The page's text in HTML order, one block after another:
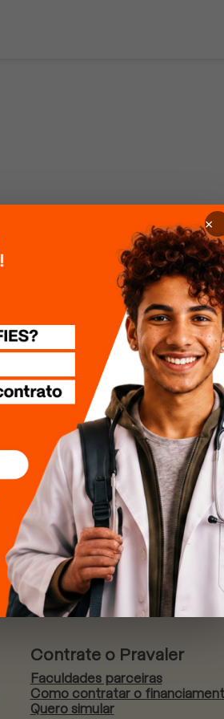
Contrate o Pravaler
Faculdades parceiras
Como contratar o
Quero simular
×